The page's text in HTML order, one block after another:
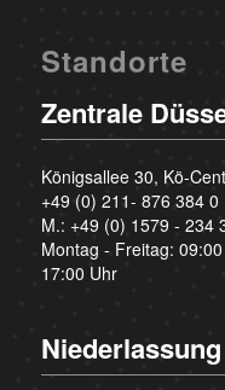
Standorte
Zentrale
Königsallee 30, Kö-
+49 (0) 211- 876 384 0
M.: +49 (0) 1579 - 234
Montag - Freitag:
17:00 Uhr